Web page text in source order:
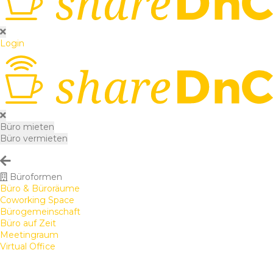
Login
Büro mieten
Büro vermieten
Büroformen
Büro & Büroräume
Coworking Space
Bürogemeinschaft
Büro auf Zeit
Meetingraum
Virtual Office